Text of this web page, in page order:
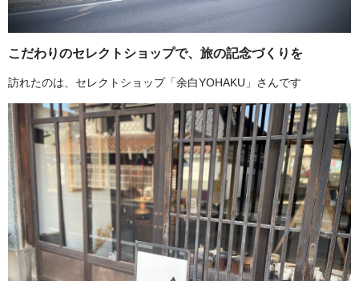
こだわりのセレクトショップで、旅の記念づくりを
訪れたのは、セレクトショップ「余白YOHAKU」さんです